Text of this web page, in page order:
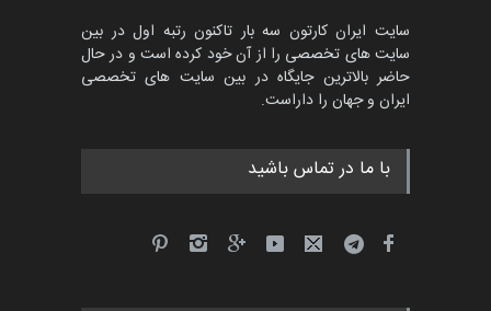
بیست و هشتمین مسابقه
بین‌المللی آزاد طراحی ط…
مهلت
سایت ایران کارتون سه بار تاکنون رتبه اول در بین
سایت های تخصصی را از آن خود کرده است و در حال
حاضر بالاترین جایگاه در بین سایت های تخصصی
ایران و جهان را داراست.
با ما در تماس باشید